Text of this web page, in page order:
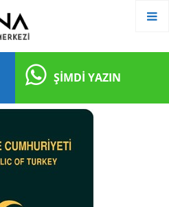
ŞIMDI YAZIN